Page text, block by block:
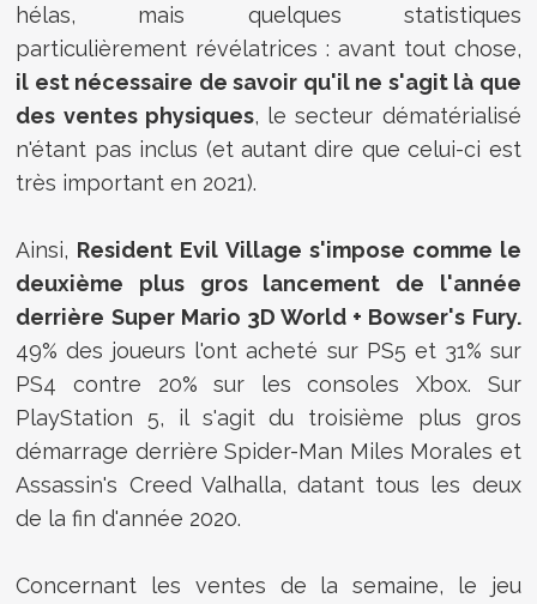
hélas, mais quelques statistiques
particulièrement révélatrices : avant tout chose,
il est nécessaire de savoir qu'il ne s'agit là que
des ventes physiques, le secteur dématérialisé
n'étant pas inclus (et autant dire que celui-ci est
très important en 2021).
Ainsi, Resident Evil Village s'impose comme le
deuxième plus gros lancement de l'année
derrière Super Mario 3D World + Bowser's Fury.
49% des joueurs l'ont acheté sur PS5 et 31% sur
PS4 contre 20% sur les consoles Xbox. Sur
PlayStation 5, il s'agit du troisième plus gros
démarrage derrière Spider-Man Miles Morales et
Assassin's Creed Valhalla, datant tous les deux
de la fin d'année 2020.
Concernant les ventes de la semaine, le jeu